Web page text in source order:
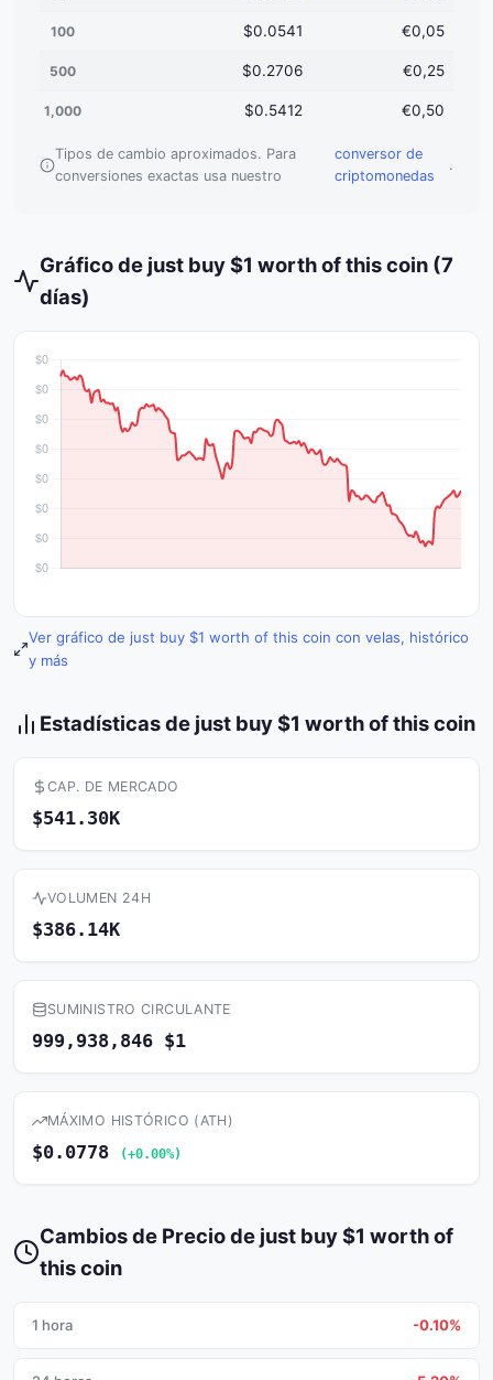
100 $0.0541 €0,05
500 $0.2706 €0,25
1,000 $0.5412 €0,50
Tipos de cambio aproximados. Para
conversiones exactas usa nuestro
conversor de
criptomonedas
.
Gráfico de just buy $1 worth of this coin (7
días)
Ver gráfico de just buy $1 worth of this coin con velas, histórico
y más
Estadísticas de just buy $1 worth of this coin
CAP. DE MERCADO
$541.30K
VOLUMEN 24H
$386.14K
SUMINISTRO CIRCULANTE
999,938,846 $1
MÁXIMO HISTÓRICO (ATH)
$0.0778 (+0.00%)
Cambios de Precio de just buy $1 worth of
this coin
1 hora -0.10%